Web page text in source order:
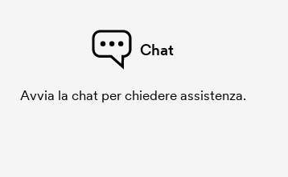
Chat
Avvia la chat per chiedere assistenza.